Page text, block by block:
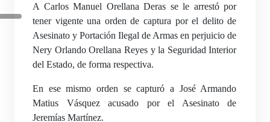
A Carlos Manuel Orellana Deras se le arrestó por
tener vigente una orden de captura por el delito de
Asesinato y Portación Ilegal de Armas en perjuicio de
Nery Orlando Orellana Reyes y la Seguridad Interior
del Estado, de forma respectiva.
En ese mismo orden se capturó a José Armando
Matius Vásquez acusado por el Asesinato de
Jeremías Martínez.